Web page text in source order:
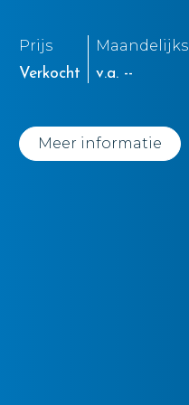
Prijs
Verkocht
Maandelijks
v.a. --
Meer informatie